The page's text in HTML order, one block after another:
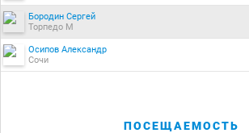
Бородин Сергей
Торпедо М
Осипов Александр
Сочи
ПОСЕЩАЕМОСТЬ